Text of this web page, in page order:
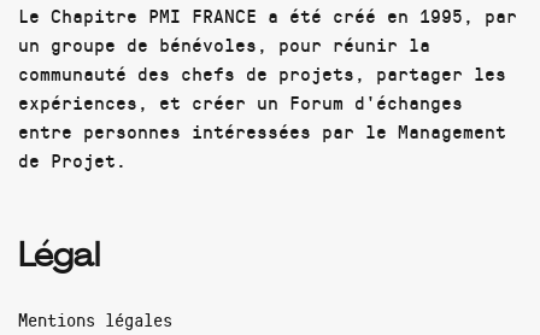
Le Chapitre PMI FRANCE a été créé en 1995, par
un groupe de bénévoles, pour réunir la
communauté des chefs de projets, partager les
expériences, et créer un Forum d'échanges
entre personnes intéressées par le Management
de Projet.
Légal
Mentions légales